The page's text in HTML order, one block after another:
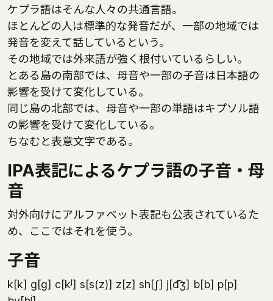
ケプラ語はそんな人々の共通言語。
ほとんどの人は標準的な発音だが、一部の地域では
発音を変えて話しているという。
その地域では外来語が強く根付いているらしい。
とある島の南部では、母音や一部の子音は日本語の
影響を受けて変化している。
同じ島の北部では、母音や一部の単語はキプソル語
の影響を受けて変化している。
ちなむと表意文字である。
IPA表記によるケプラ語の子音・母
音
対外向けにアルファベット表記も公表されているた
め、ここではそれを使う。
子音
k[k] g[ɡ] c[kʲ] s[s(z)] z[z] sh[ʃ] j[d͡ʒ] b[b] p[p]